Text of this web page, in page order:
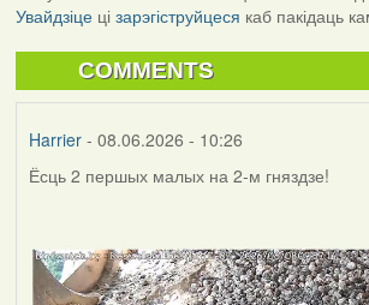
Увайдзіцеці зарэгіструйцеся каб пакідаць
COMMENTS
Harrier- 08.06.2026 - 10:26
Ёсць 2 першых малых на 2-м гняздзе!